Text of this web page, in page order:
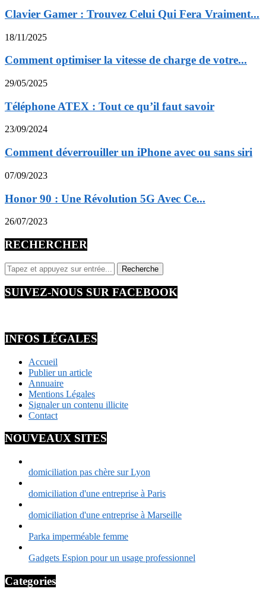
Clavier Gamer : Trouvez Celui Qui Fera Vraiment...
18/11/2025
Comment optimiser la vitesse de charge de votre...
29/05/2025
Téléphone ATEX : Tout ce qu’il faut savoir
23/09/2024
Comment déverrouiller un iPhone avec ou sans siri
07/09/2023
Honor 90 : Une Révolution 5G Avec Ce...
26/07/2023
RECHERCHER
SUIVEZ-NOUS SUR FACEBOOK
INFOS LÉGALES
Accueil
Publier un article
Annuaire
Mentions Légales
Signaler un contenu illicite
Contact
NOUVEAUX SITES
domiciliation pas chère sur Lyon
domiciliation d'une entreprise à Paris
domiciliation d'une entreprise à Marseille
Parka imperméable femme
Gadgets Espion pour un usage professionnel
Categories